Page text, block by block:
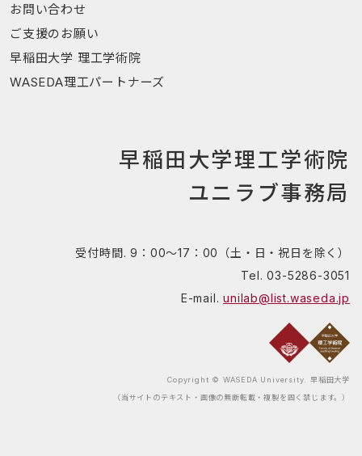
お問い合わせ
ご支援のお願い
早稲田大学 理工学術院
WASEDA理工パートナーズ
早稲田大学理工学術院
ユニラブ事務局
受付時間. 9：00～17：00（土・日・祝日を除く）
Tel. 03-5286-3051
E-mail.unilab@list.waseda.jp
Copyright © WASEDA University. 早稲田大学
（当サイトのテキスト・画像の無断転載・複製を固く禁じます。）